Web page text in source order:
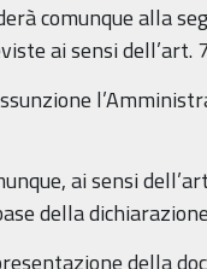
comunque alla
ai sensi dell’art.
ai sensi
della
della